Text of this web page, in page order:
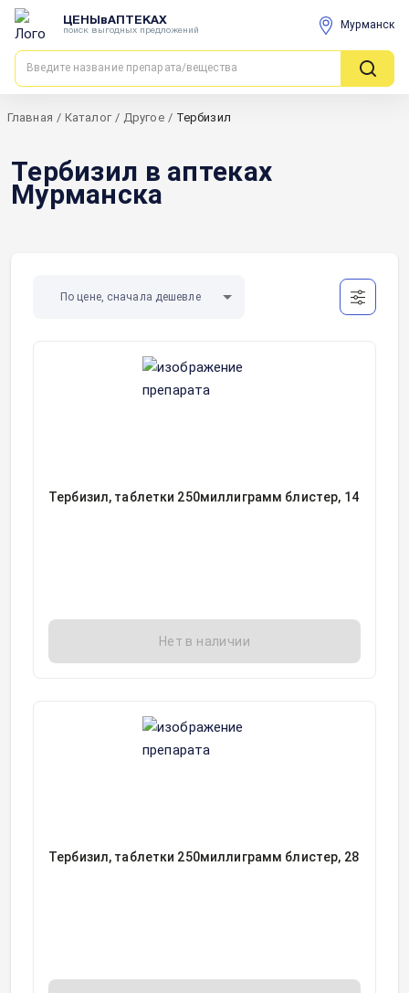
ЦЕНЫвАПТЕКАХ
поиск выгодных предложений Мурманск
Главная / Каталог / Другое / Тербизил
Тербизил в аптеках
Мурманска
По цене, сначала дешевле
Тербизил, таблетки 250миллиграмм блистер, 14
Нет в наличии
Тербизил, таблетки 250миллиграмм блистер, 28